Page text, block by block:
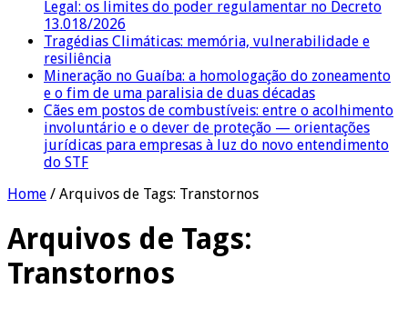
Legal: os limites do poder regulamentar no Decreto
13.018/2026
Tragédias Climáticas: memória, vulnerabilidade e
resiliência
Mineração no Guaíba: a homologação do zoneamento
e o fim de uma paralisia de duas décadas
Cães em postos de combustíveis: entre o acolhimento
involuntário e o dever de proteção — orientações
jurídicas para empresas à luz do novo entendimento
do STF
Home / Arquivos de Tags: Transtornos
Arquivos de Tags:
Transtornos